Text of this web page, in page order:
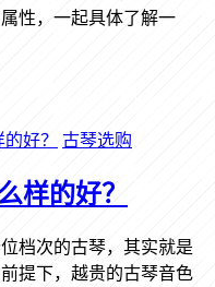
性，一起具体了解一
古琴选购
样的好？
档次的古琴，其实就是
提下，越贵的古琴音色